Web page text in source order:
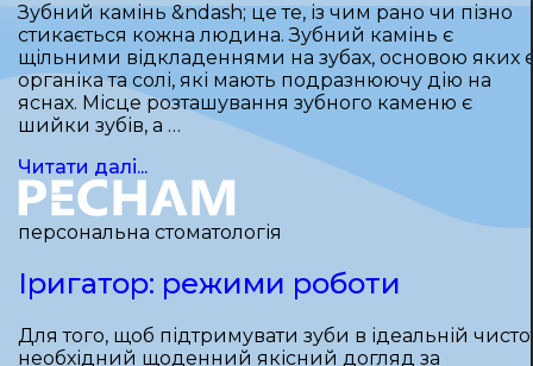
Зубний камінь &ndash; це те, із чим рано чи пізно
стикається кожна людина. Зубний камінь є
щільними відкладеннями на зубах, основою яких
органіка та солі, які мають подразнюючу дію на
яснах. Місце розташування зубного каменю є
шийки зубів, а …
Читати далі...
персональна стоматологія
Іригатор: режими роботи
Для того, щоб підтримувати зуби в ідеальній
необхідний щоденний якісний догляд за